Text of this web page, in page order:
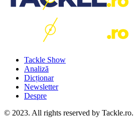
Tackle Show
Analiză
Dicționar
Newsletter
Despre
© 2023. All rights reserved by Tackle.ro.